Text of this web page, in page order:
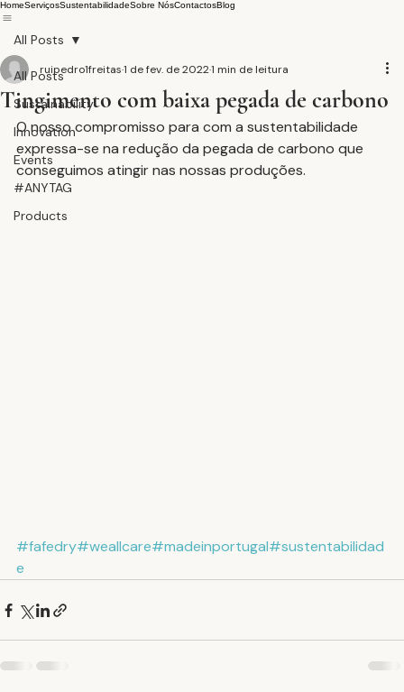
HomeServiçosSustentabilidadeSobre NósContactosBlog
All Posts
Sustainability
Innovation
Events
#ANYTAG
Products
All Posts
Tingimento com baixa pegada de carbono
ruipedro1freitas1 de fev. de 20221 min de leitura
O nosso compromisso para com a sustentabilidade
expressa-se na redução da pegada de carbono que
conseguimos atingir nas nossas produções.
#fafedry#weallcare#madeinportugal#sustentabilidad
e